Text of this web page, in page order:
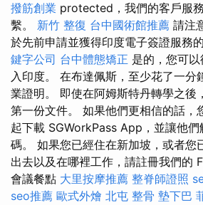
撥筋創業 protected，我們的客戶服
繫。 新竹 整復 台中國術館推薦 請注
於先前申請並獲得印度電子簽證服務
鍵字公司 台中體態矯正 是的，您可
入印度。 在布達佩斯，至少花了一分
業證明。 即使在阿姆斯特丹轉學之後
第一份文件。 如果他們更相信的話，
起下載 SGWorkPass App，並讓他
碼。 如果您已經住在新加坡，或者您
出去以及在哪裡工作，請註冊我們的
會議餐點 大里按摩推薦 整脊師證照
seo推薦 歐式外燴 北屯 整骨 墊下巴